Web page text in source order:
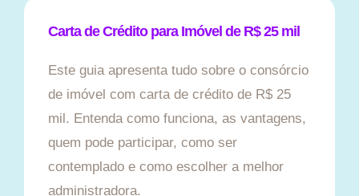
Carta de Crédito para Imóvel de R$ 25 mil
Este guia apresenta tudo sobre o consórcio
de imóvel com carta de crédito de R$ 25
mil. Entenda como funciona, as vantagens,
quem pode participar, como ser
contemplado e como escolher a melhor
administradora.